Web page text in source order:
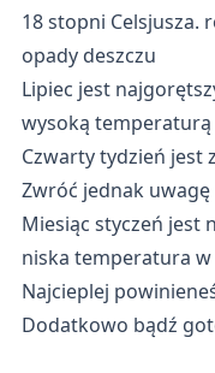
18 stopni Celsjusza.
opady deszczu
Lipiec jest
wysoką temperaturą
Czwarty tydzień jest
Zwróć jednak uwagę
Miesiąc styczeń jest
niska temperatura w
Najcieplej
Dodatkowo bądź